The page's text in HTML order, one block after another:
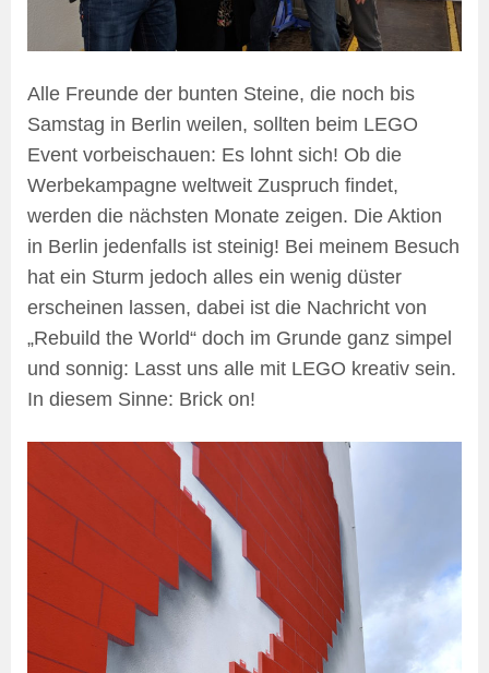
Alle Freunde der bunten Steine, die noch bis
Samstag in Berlin weilen, sollten beim LEGO
Event vorbeischauen: Es lohnt sich! Ob die
Werbekampagne weltweit Zuspruch findet,
werden die nächsten Monate zeigen. Die Aktion
in Berlin jedenfalls ist steinig! Bei meinem Besuch
hat ein Sturm jedoch alles ein wenig düster
erscheinen lassen, dabei ist die Nachricht von
„Rebuild the World“ doch im Grunde ganz simpel
und sonnig: Lasst uns alle mit LEGO kreativ sein.
In diesem Sinne: Brick on!